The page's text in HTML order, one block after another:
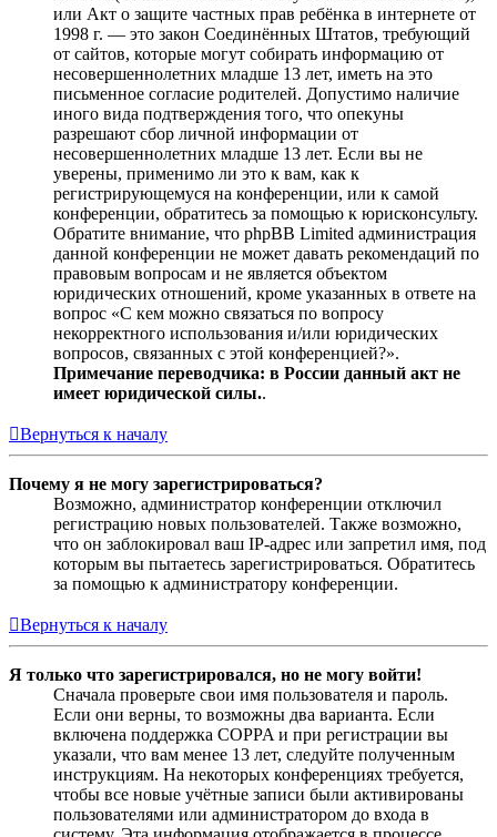
или Акт о защите частных прав ребёнка в интернете от
1998 г. — это закон Соединённых Штатов, требующий
от сайтов, которые могут собирать информацию от
несовершеннолетних младше 13 лет, иметь на это
письменное согласие родителей. Допустимо наличие
иного вида подтверждения того, что опекуны
разрешают сбор личной информации от
несовершеннолетних младше 13 лет. Если вы не
уверены, применимо ли это к вам, как к
регистрирующемуся на конференции, или к самой
конференции, обратитесь за помощью к юрисконсульту.
Обратите внимание, что phpBB Limited администрация
данной конференции не может давать рекомендаций по
правовым вопросам и не является объектом
юридических отношений, кроме указанных в ответе на
вопрос «С кем можно связаться по вопросу
некорректного использования и/или юридических
вопросов, связанных с этой конференцией?».
Примечание переводчика: в России данный акт не
имеет юридической силы..
Вернуться к началу
Почему я не могу зарегистрироваться?
Возможно, администратор конференции отключил
регистрацию новых пользователей. Также возможно,
что он заблокировал ваш IP-адрес или запретил имя, под
которым вы пытаетесь зарегистрироваться. Обратитесь
за помощью к администратору конференции.
Вернуться к началу
Я только что зарегистрировался, но не могу войти!
Сначала проверьте свои имя пользователя и пароль.
Если они верны, то возможны два варианта. Если
включена поддержка COPPA и при регистрации вы
указали, что вам менее 13 лет, следуйте полученным
инструкциям. На некоторых конференциях требуется,
чтобы все новые учётные записи были активированы
пользователями или администратором до входа в